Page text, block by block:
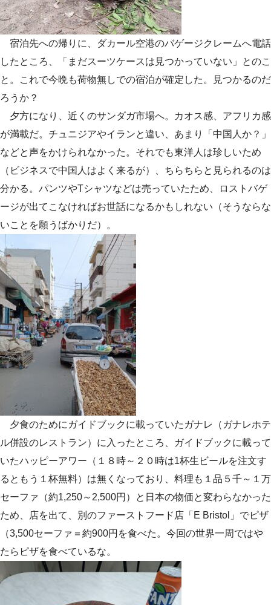
宿泊先への帰りに、ダカール空港のバゲージクレームへ電話
したところ、「まだスーツケースは見つかっていない」とのこ
と。これで今晩も荷物無しでの宿泊が確定した。見つかるのだ
ろうか？
夕方になり、近くのサンダガ市場へ。カオス感、アフリカ感
が満載だ。チュニジアやイランと違い、あまり「中国人か？」
などと声をかけられなかった。それでも東洋人は珍しいため
（ビジネスで中国人はよく来るが）、ちらちらと見られるのは
分かる。パンツやTシャツなどは売っていたため、ロストバゲ
ージが出てこなければお世話になるかもしれない（そうならな
いことを願うばかりだ）。
夕食のためにガイドブックに載っていたガナレ（ガナレホテ
ル併設のレストラン）に入ったところ、ガイドブックに載って
いたハッピーアワー（１８時～２０時は1杯生ビールを注文す
るともう１杯無料）は無くなっており、料理も１品５千～１万
セーファ（約1,250～2,500円）と日本の物価と変わらなかった
ため、店を出て、別のファーストフード店「E Bristol」でピザ
（3,500セーファ＝約900円を食べた。今回の世界一周ではや
たらピザを食べているな。